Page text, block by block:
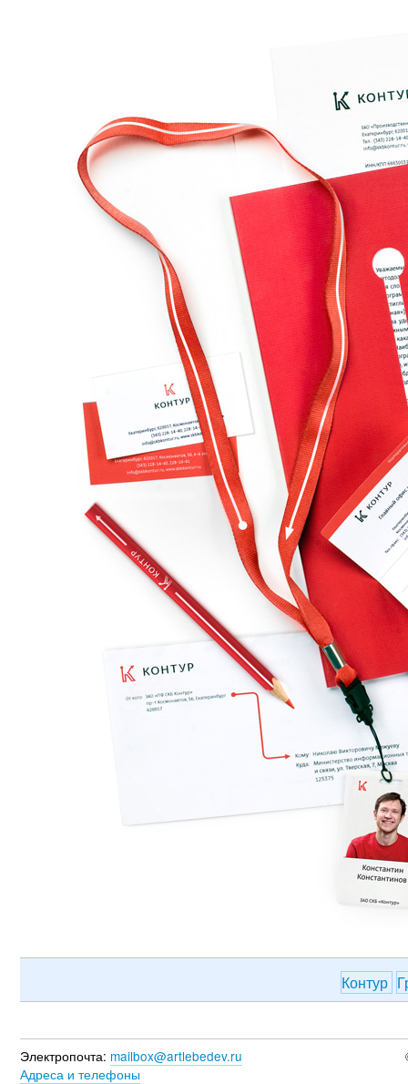
Контур
Электропочта: mailbox@artlebedev.ru
Адреса и телефоны